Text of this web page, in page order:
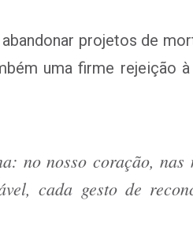
projetos de
uma firme rejeição
no nosso coração, nas
cada gesto de